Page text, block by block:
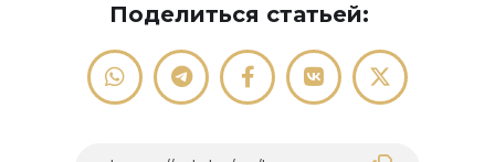
Поделиться статьей: